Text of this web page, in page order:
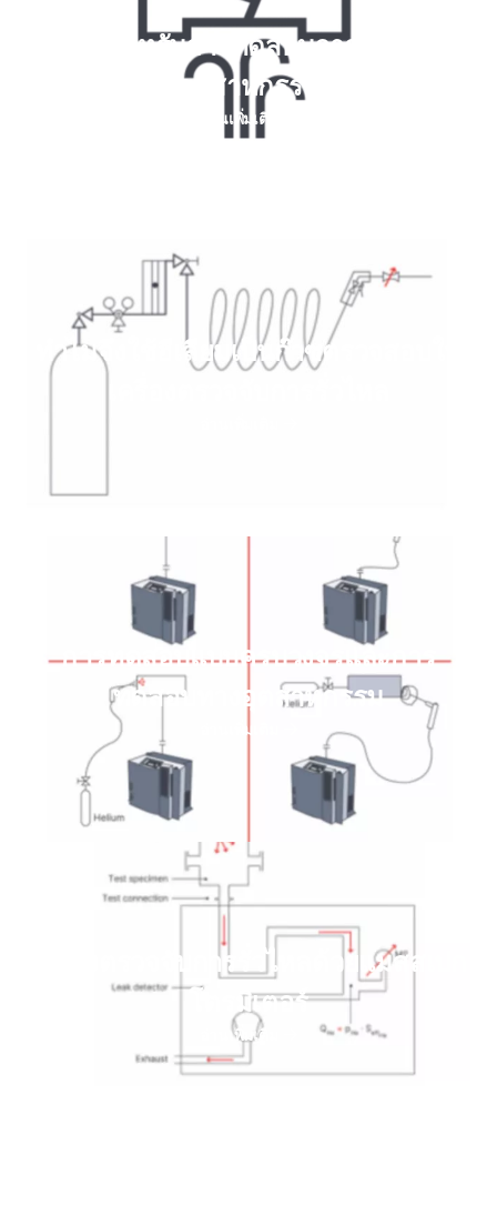
ฮีเลียมสําหรับการทดสอบการรั่วไหลใน
อุตสาหกรรม
อ่านเพิ่มเติม
ทําไมจึงใช้ฮีเลียมเป็นก๊าซตรวจสอบใน
การทดสอบแบบครบวงจรและการ
ทดสอบทางอุตสาหกรรม
อ่านเพิ่มเติม
เครื่องตรวจจับการรั่วไหลด้วยแมสสเปก
โตรมิเตอร์
อ่านเพิ่มเติม